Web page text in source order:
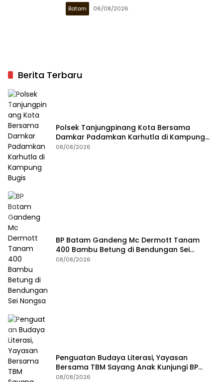
Batam 06/08/2026
Berita Terbaru
Polsek Tanjungpinang Kota Bersama
Damkar Padamkan Karhutla di Kampung
Bugis
08/08/2026
BP Batam Gandeng Mc Dermott Tanam
400 Bambu Betung di Bendungan Sei
Nongsa
08/08/2026
Penguatan Budaya Literasi, Yayasan
Bersama TBM Sayang Anak Kunjungi BP
Batam
08/08/2026